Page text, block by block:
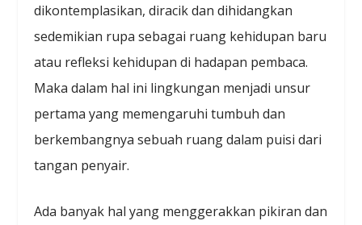
dikontemplasikan, diracik dan dihidangkan
sedemikian rupa sebagai ruang kehidupan baru
atau refleksi kehidupan di hadapan pembaca.
Maka dalam hal ini lingkungan menjadi unsur
pertama yang memengaruhi tumbuh dan
berkembangnya sebuah ruang dalam puisi dari
tangan penyair.
Ada banyak hal yang menggerakkan pikiran dan